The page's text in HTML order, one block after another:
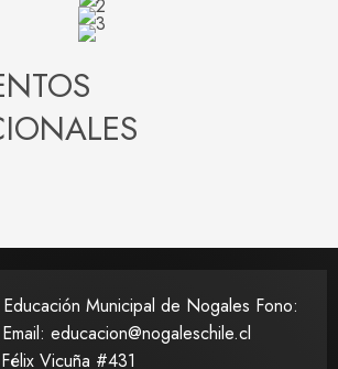
Municipal de Nogales Fono:
educacion@nogaleschile.cl
Vicuña #431